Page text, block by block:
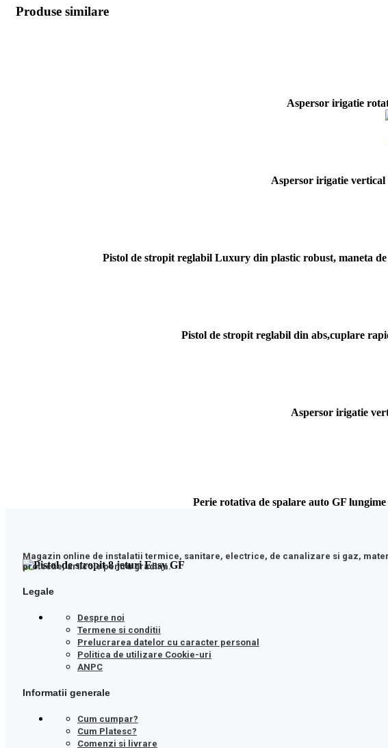
Produse similare
Aspersor irigatie
Aspersor irigatie
Pistol de stropit reglabil Luxury din plastic robust, maneta
Pistol de stropit reglabil din abs,cuplare
Aspersor irigatie
Perie rotativa de spalare auto GF
Magazin online de instalatii termice, sanitare, electrice, de canalizare si gaz,
protectie, articole pentru gradina.
Legale
Despre noi
Termene si conditii
Prelucrarea datelor cu caracter personal
Politica de utilizare Cookie-uri
ANPC
Informatii generale
Cum cumpar?
Cum Platesc?
Comenzi si livrare